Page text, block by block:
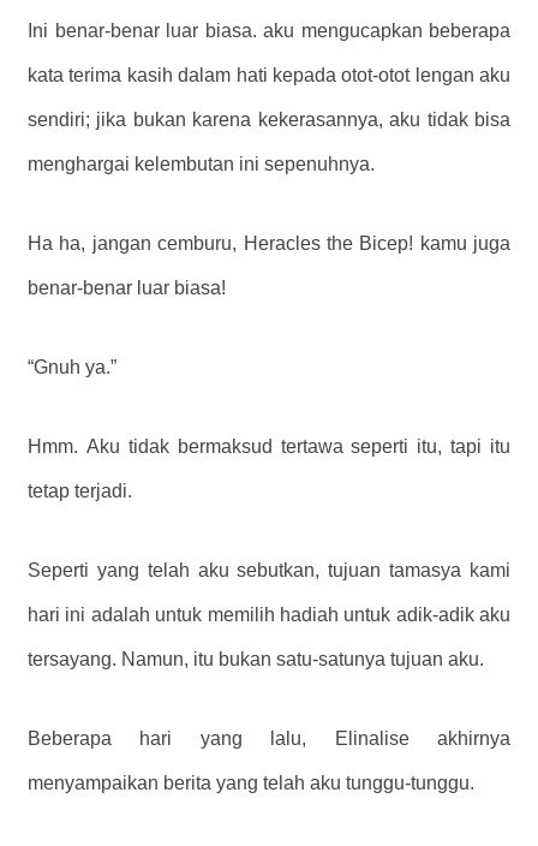
Ini benar-benar luar biasa. aku mengucapkan beberapa
kata terima kasih dalam hati kepada otot-otot lengan aku
sendiri; jika bukan karena kekerasannya, aku tidak bisa
menghargai kelembutan ini sepenuhnya.
Ha ha, jangan cemburu, Heracles the Bicep! kamu juga
benar-benar luar biasa!
“Gnuh ya.”
Hmm. Aku tidak bermaksud tertawa seperti itu, tapi itu
tetap terjadi.
Seperti yang telah aku sebutkan, tujuan tamasya kami
hari ini adalah untuk memilih hadiah untuk adik-adik aku
tersayang. Namun, itu bukan satu-satunya tujuan aku.
Beberapa hari yang lalu, Elinalise akhirnya
menyampaikan berita yang telah aku tunggu-tunggu.